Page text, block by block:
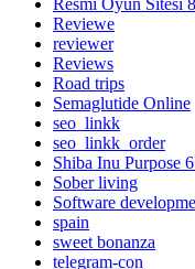
Reviewe
reviewer
Reviews
Road trips
Semaglutide Online
seo_linkk
seo_linkk_order
Shiba Inu Purpose
Sober living
Software
spain
sweet bonanza
telegram-con